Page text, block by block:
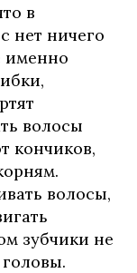
в
нет ничего
именно
волосы
кончиков,
волосы,
зубчики не